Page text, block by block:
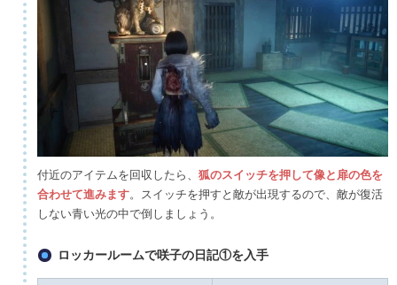
付近のアイテムを回収したら、 狐のスイッチを押して像と扉の色を
合わせて進みます。スイッチを押すと敵が出現するので、敵が復活
しない青い光の中で倒しましょう。
ロッカールームで咲子の日記①を入手